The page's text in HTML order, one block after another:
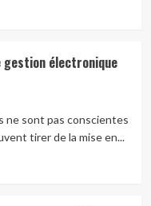
gestion électronique
ne sont pas conscientes
tirer de la mise en...